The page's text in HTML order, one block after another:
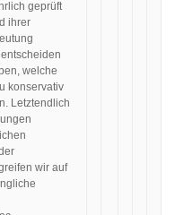
geprüft
ihrer
welche
konservativ
Letztendlich
wir auf